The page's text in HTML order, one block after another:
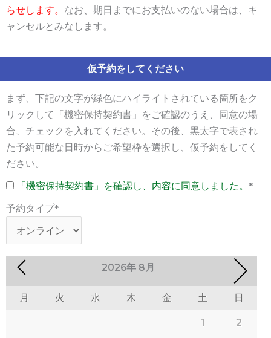
らせします。 なお、期日までにお支払いのない場合は、キ
ャンセルとみなします。
仮予約をしてください
まず、下記の文字が緑色にハイライトされている箇所をク
リックして「機密保持契約書」をご確認のうえ、同意の場
合、チェックを入れてください。その後、黒太字で表され
た予約可能な日時からご希望枠を選択し、仮予約をしてく
ださい。
「機密保持契約書」を確認し、内容に同意しました。 *
予約タイプ*
2026年 8月
月 火 水 木 金 土 日
1 2